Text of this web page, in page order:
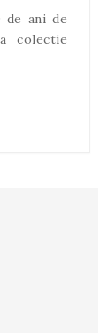
ani de
colectie